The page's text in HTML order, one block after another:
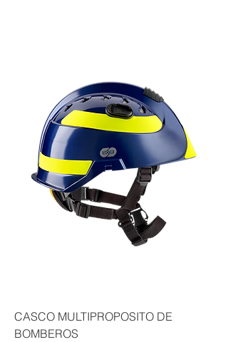
CASCO MULTIPROPOSITO DE
BOMBEROS